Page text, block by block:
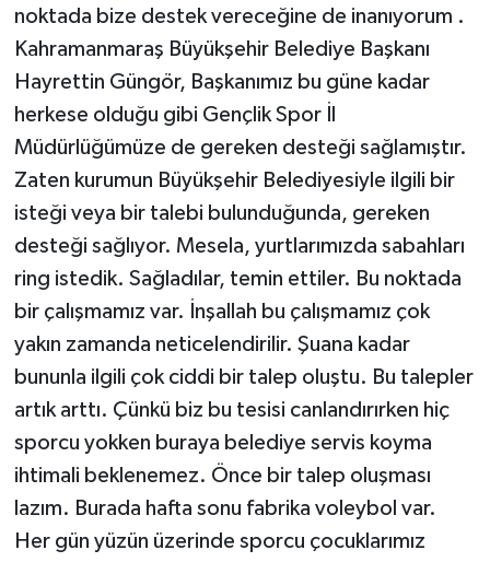
noktada bize destek vereceğine de inanıyorum .
Kahramanmaraş Büyükşehir Belediye Başkanı
Hayrettin Güngör, Başkanımız bu güne kadar
herkese olduğu gibi Gençlik Spor İl
Müdürlüğümüze de gereken desteği sağlamıştır.
Zaten kurumun Büyükşehir Belediyesiyle ilgili bir
isteği veya bir talebi bulunduğunda, gereken
desteği sağlıyor. Mesela, yurtlarımızda sabahları
ring istedik. Sağladılar, temin ettiler. Bu noktada
bir çalışmamız var. İnşallah bu çalışmamız çok
yakın zamanda neticelendirilir. Şuana kadar
bununla ilgili çok ciddi bir talep oluştu. Bu talepler
artık arttı. Çünkü biz bu tesisi canlandırırken hiç
sporcu yokken buraya belediye servis koyma
ihtimali beklenemez. Önce bir talep oluşması
lazım. Burada hafta sonu fabrika voleybol var.
Her gün yüzün üzerinde sporcu çocuklarımız